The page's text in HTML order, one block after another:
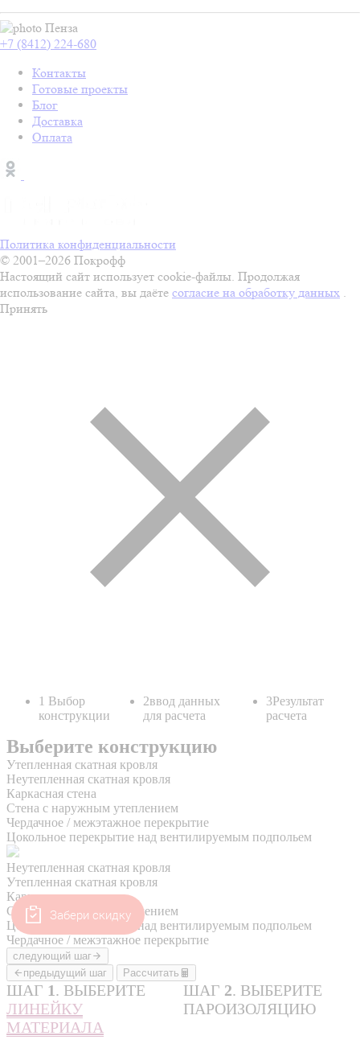
Пенза
+7 (8412) 224-680
Контакты
Готовые проекты
Блог
Доставка
Оплата
Политика конфиденциальности
© 2001–2026 Покрофф
Настоящий сайт использует cookie-файлы. Продолжая
использование сайта, вы даёте согласие на обработку данных .
Принять
Забери скидку